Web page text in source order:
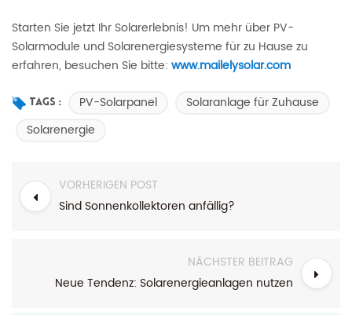
Starten Sie jetzt Ihr Solarerlebnis! Um mehr über PV-
Solarmodule und Solarenergiesysteme für zu Hause zu
erfahren, besuchen Sie bitte: www.mailelysolar.com
Tags : PV-Solarpanel
Solaranlage für Zuhause
Solarenergie
VORHERIGEN POST
Sind Sonnenkollektoren anfällig?
NÄCHSTER BEITRAG
Neue Tendenz: Solarenergieanlagen nutzen